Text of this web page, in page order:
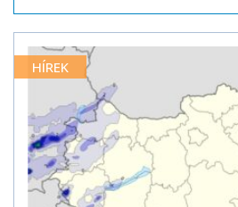
HÍREK